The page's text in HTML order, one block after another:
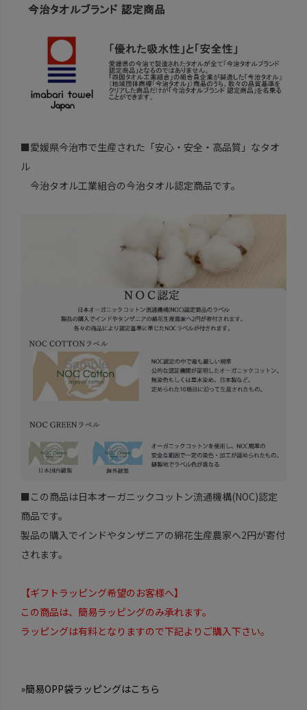
■愛媛県今治市で生産された「安心・安全・高品質」なタオ
ル
今治タオル工業組合の今治タオル認定商品です。
■この商品は日本オーガニックコットン流通機構(NOC)認定
商品です。
製品の購入でインドやタンザニアの綿花生産農家へ2円が寄付
されます。
【ギフトラッピング希望のお客様へ】
この商品は、簡易ラッピングのみ承れます。
ラッピングは有料となりますので下記よりご購入下さい。
»簡易OPP袋ラッピングはこちら